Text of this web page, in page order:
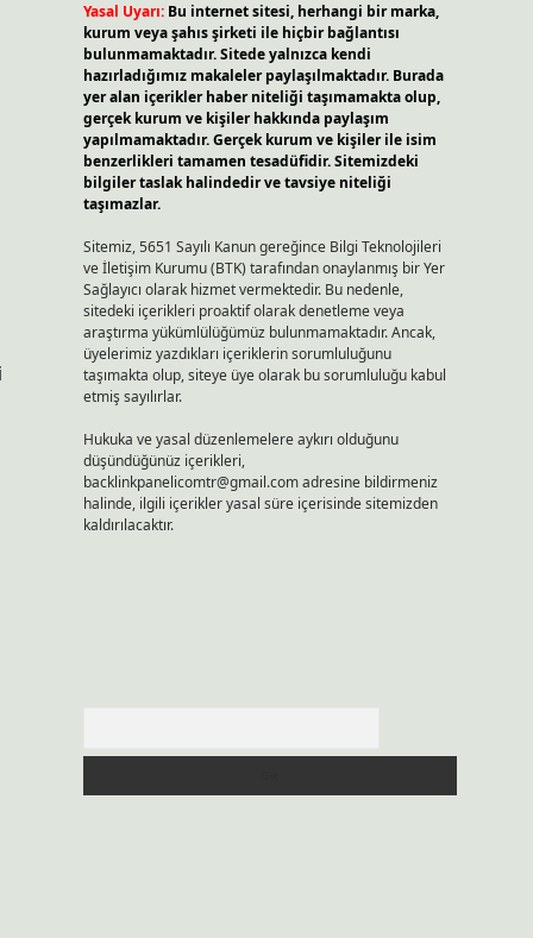
Yasal Uyarı: Bu internet sitesi, herhangi bir marka,
kurum veya şahıs şirketi ile hiçbir bağlantısı
bulunmamaktadır. Sitede yalnızca kendi
hazırladığımız makaleler paylaşılmaktadır. Burada
yer alan içerikler haber niteliği taşımamakta olup,
gerçek kurum ve kişiler hakkında paylaşım
yapılmamaktadır. Gerçek kurum ve kişiler ile isim
benzerlikleri tamamen tesadüfidir. Sitemizdeki
bilgiler taslak halindedir ve tavsiye niteliği
taşımazlar.
Sitemiz, 5651 Sayılı Kanun gereğince Bilgi Teknolojileri
ve İletişim Kurumu (BTK) tarafından onaylanmış bir Yer
Sağlayıcı olarak hizmet vermektedir. Bu nedenle,
sitedeki içerikleri proaktif olarak denetleme veya
araştırma yükümlülüğümüz bulunmamaktadır. Ancak,
üyelerimiz yazdıkları içeriklerin sorumluluğunu
taşımakta olup, siteye üye olarak bu sorumluluğu kabul
etmiş sayılırlar.
Hukuka ve yasal düzenlemelere aykırı olduğunu
düşündüğünüz içerikleri,
backlinkpanelicomtr@gmail.comadresine bildirmeniz
halinde, ilgili içerikler yasal süre içerisinde sitemizden
kaldırılacaktır.